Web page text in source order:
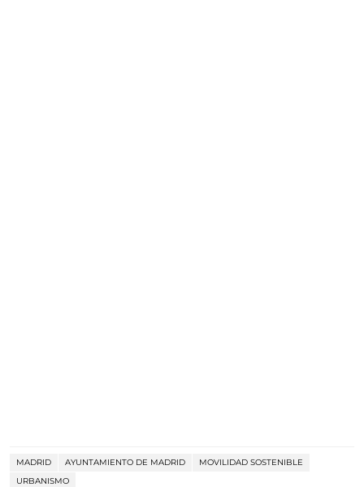
MADRID AYUNTAMIENTO DE MADRID
MOVILIDAD SOSTENIBLE
URBANISMO